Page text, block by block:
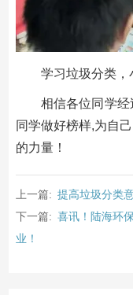
学习垃圾分类
相信各位同学
同学做好榜样,为自
的力量！
上一篇: 提高垃圾分类
下一篇: 喜讯！陆海环
业！